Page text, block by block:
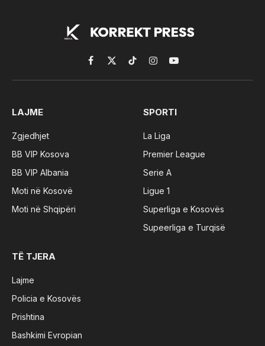
Facebook
X
(Twitter)
TikTokInstagramYouTube
LAJME
Zgjedhjet
BB VIP Kosova
BB VIP Albania
Moti në Kosovë
Moti në Shqipëri
SPORTI
La Liga
Premier League
Serie A
Ligue 1
Superliga e Kosovës
Supeerliga e Turqisë
TË TJERA
Lajme
Policia e Kosovës
Prishtina
Bashkimi Evropian